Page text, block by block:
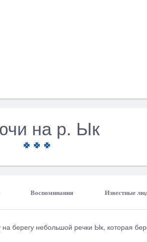
на р. Ык
Воспоминания Известные
берегу небольшой речки Ык, которая